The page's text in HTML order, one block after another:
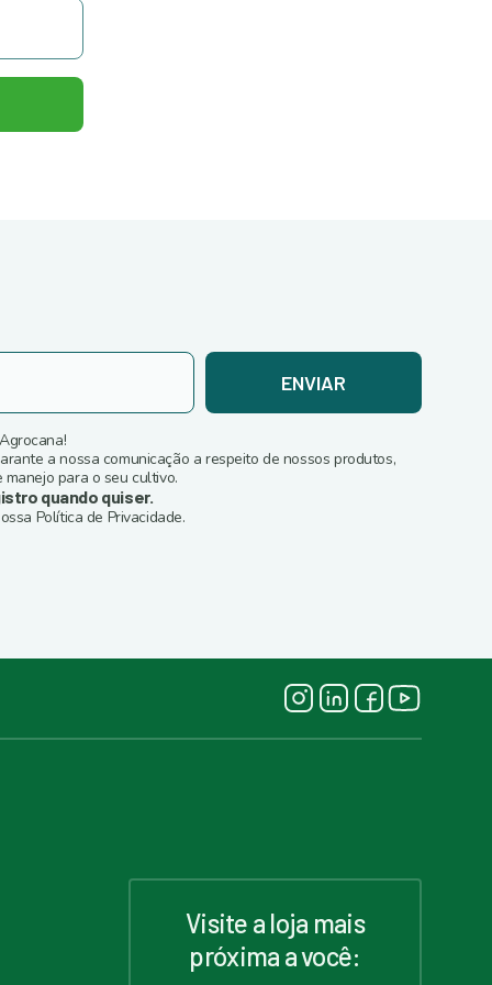
ENVIAR
a nossa comunicação a respeito de nossos produtos,
para o seu cultivo.
quando quiser.
Política de Privacidade.
Visite a loja mais
próxima a você: